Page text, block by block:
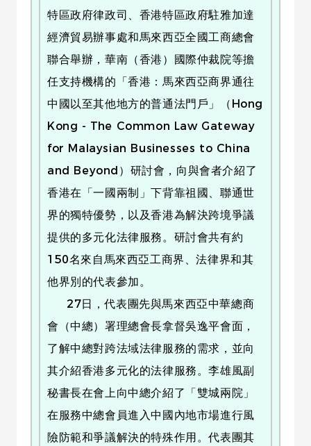
特區政府律政司、香港特區政府駐雅加達
經濟貿易辦事處和馬來西亞全國工商總會
聯合舉辦，華南（香港）國際仲裁院等擔
任支持機構的「香港：馬來西亞商界通往
中國以至其他地方的普通法門戶」（Hong
Kong - The Common Law Gateway
for Malaysian Businesses to China
and Beyond）研討會，向與會者介紹了
香港在「一國兩制」下背靠祖國、聯通世
界的獨特優勢，以及香港為解決跨境爭議
提供的多元化法律服務。研討會共有約
150名來自馬來西亞工商界、法律界和其
他界別的代表參加。
27日，代表團先與馬來西亞中華總商
會（中總）署理總會長拿督吳逸平會面，
了解中總對跨法域法律服務的需求，並向
其介紹香港多元化的法律服務。李雄風副
秘書長在會上向中總介紹了「雙城兩院」
在服務中總會員進入中國內地市場進行風
險防範和爭議解決的特殊作用。代表團其